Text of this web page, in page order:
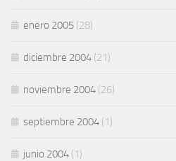
enero 2005 (28)
diciembre 2004 (21)
noviembre 2004 (26)
septiembre 2004 (1)
junio 2004 (1)